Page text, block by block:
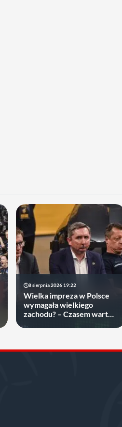
8 sierpnia 2026 19:22
Wielka impreza w Polsce
wymagała wielkiego
zachodu? – Czasem warto